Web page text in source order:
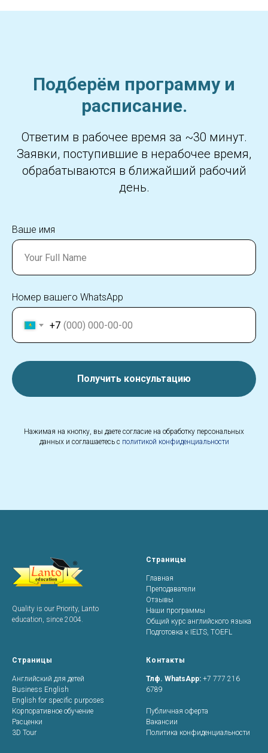
Подберём программу и
расписание.
Ответим в рабочее время за ~30 минут.
Заявки, поступившие в нерабочее время,
обрабатываются в ближайший рабочий
день.
Ваше имя
Номер вашего WhatsApp
+7
Получить консультацию
Нажимая на кнопку, вы даете согласие на обработку персональных
данных и соглашаетесь c политикой конфиденциальности
Quality is our Priority, Lanto
education, since 2004.
Страницы
Главная
Преподаватели
Отзывы
Наши программы
Общий курс английского языка
Подготовка к IELTS, TOEFL
Страницы
Английский для детей
Business English
English for specific purposes
Корпоративное обучение
Расценки
3D Tour
Контакты
Тлф. WhatsApp: +7 777 216
6789
Публичная оферта
Вакансии
Политика конфиденциальности